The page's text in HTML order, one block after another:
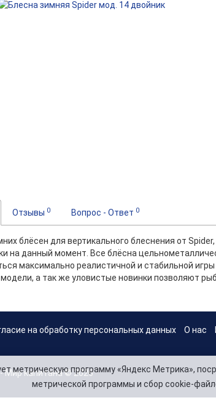
Отзывы 0 Вопрос - Ответ 0
блёсен для вертикального блеснения от
на данный момент. Все блёсна
максимально реалистичной и стабильной
а так же уловистые новинки позволяют
на обработку персональных данных О нас
Мир капитана © 2026
метрическую программу «Яндекс Метрика»,
метрической программы и сбор cookie-